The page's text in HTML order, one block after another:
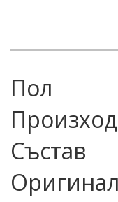
Пол
Произход
Състав